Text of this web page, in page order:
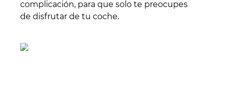
complicación, para que solo te preocupes
de disfrutar de tu coche.